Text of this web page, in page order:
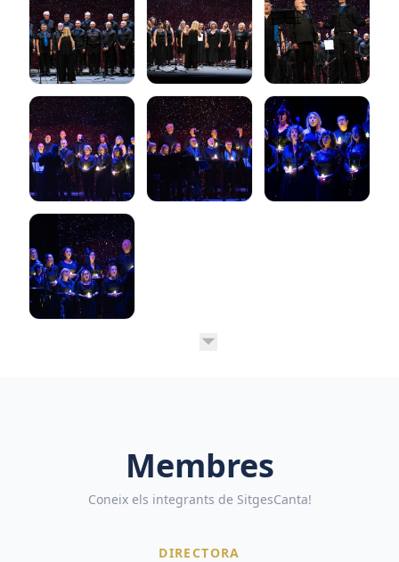
Membres
Coneix els integrants de SitgesCanta!
DIRECTORA